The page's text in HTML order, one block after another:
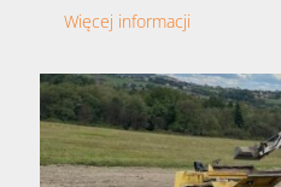
Więcej informacji